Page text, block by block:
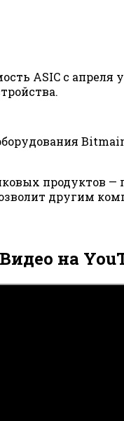
ASIC с
продуктов
другим
Видео на